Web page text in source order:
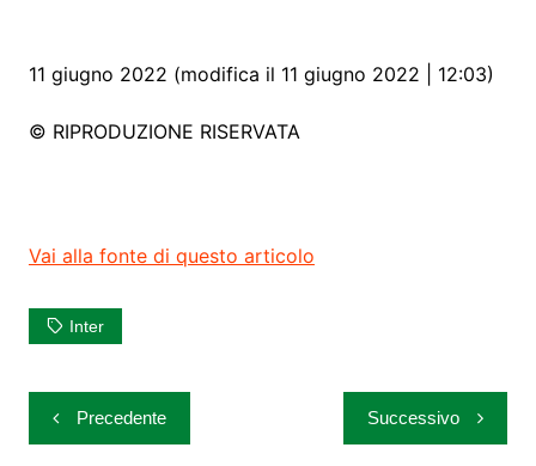
11 giugno 2022 (modifica il 11 giugno 2022 | 12:03)
© RIPRODUZIONE RISERVATA
Vai alla fonte di questo articolo
Inter
Navigazione
articoli
Precedente Successivo